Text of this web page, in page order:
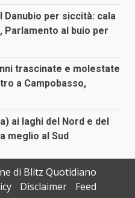
Danubio per siccità: cala
al buio per
trascinate e molestate
a Campobasso,
ai laghi del Nord e del
meglio al Sud
di Blitz Quotidiano
Disclaimer Feed